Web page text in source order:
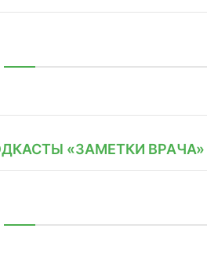
«ЗАМЕТКИ ВРАЧА»